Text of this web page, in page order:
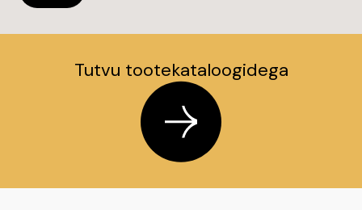
Tutvu tootekataloogidega